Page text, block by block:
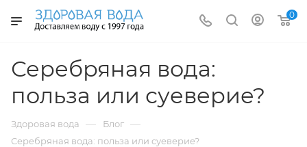
0
Серебряная вода:
польза или суеверие?
Здоровая вода — Блог —
Серебряная вода: польза или суеверие?